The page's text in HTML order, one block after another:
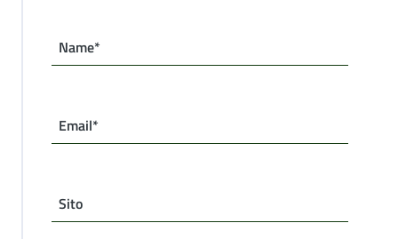
Name*
Email*
Sito